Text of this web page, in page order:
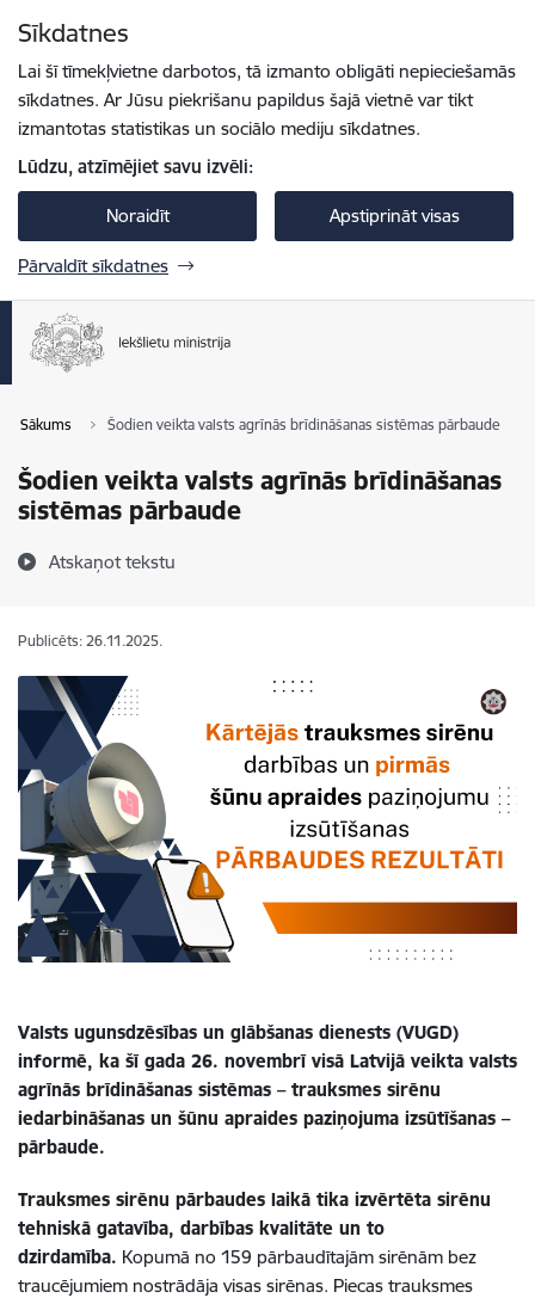
Sīkdatnes
Lai šī tīmekļvietne darbotos, tā izmanto obligāti nepieciešamās
sīkdatnes. Ar Jūsu piekrišanu papildus šajā vietnē var tikt
izmantotas statistikas un sociālo mediju sīkdatnes.
Lūdzu, atzīmējiet savu izvēli:
Noraidīt Apstiprināt visas
Pārvaldīt sīkdatnes
Sākums Šodien veikta valsts agrīnās brīdināšanas sistēmas pārbaude
Šodien veikta valsts agrīnās brīdināšanas
sistēmas pārbaude
Atskaņot tekstu
Publicēts: 26.11.2025.
Valsts ugunsdzēsības un glābšanas dienests (VUGD)
informē, ka šī gada 26. novembrī visā Latvijā veikta valsts
agrīnās brīdināšanas sistēmas – trauksmes sirēnu
iedarbināšanas un šūnu apraides paziņojuma izsūtīšanas –
pārbaude.
Trauksmes sirēnu pārbaudes laikā tika izvērtēta sirēnu
tehniskā gatavība, darbības kvalitāte un to
dzirdamība. Kopumā no 159 pārbaudītajām sirēnām bez
traucējumiem nostrādāja visas sirēnas. Piecas trauksmes